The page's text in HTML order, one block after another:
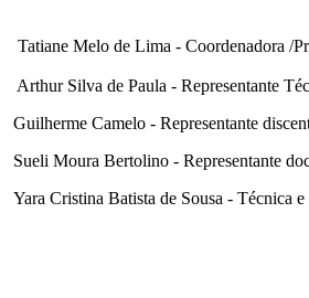
Tatiane Melo de Lima - Coordenadora /
Arthur Silva de Paula - Representante
Guilherme Camelo - Representante
Sueli Moura Bertolino - Representante
Yara Cristina Batista de Sousa - Técnica